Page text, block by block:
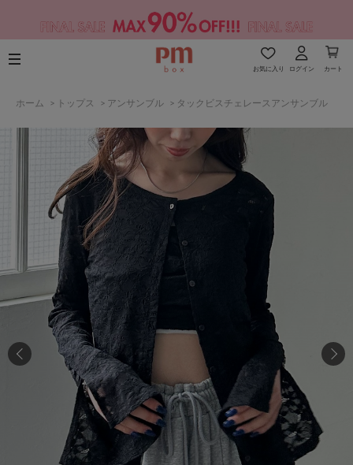
お気に入り ログイン カート
ホーム > トップス > アンサンブル > タックビスチェレースアンサンブル